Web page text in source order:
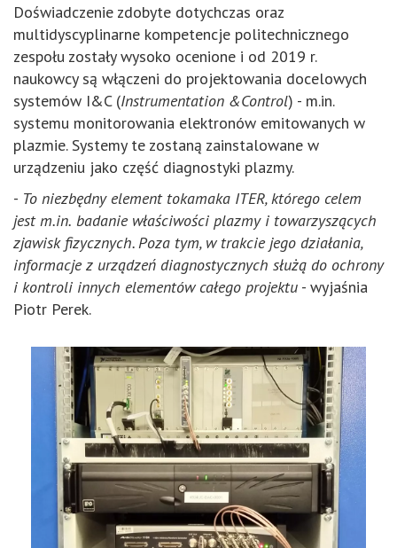
Doświadczenie zdobyte dotychczas oraz
multidyscyplinarne kompetencje politechnicznego
zespołu zostały wysoko ocenione i od 2019 r.
naukowcy są włączeni do projektowania docelowych
systemów I&C (Instrumentation &Control) - m.in.
systemu monitorowania elektronów emitowanych w
plazmie. Systemy te zostaną zainstalowane w
urządzeniu jako część diagnostyki plazmy.
- To niezbędny element tokamaka ITER, którego celem
jest m.in. badanie właściwości plazmy i towarzyszących
zjawisk fizycznych. Poza tym, w trakcie jego działania,
informacje z urządzeń diagnostycznych służą do ochrony
i kontroli innych elementów całego projektu - wyjaśnia
Piotr Perek.